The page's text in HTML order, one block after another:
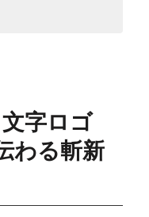
字ロゴ
わる斬新